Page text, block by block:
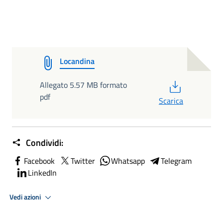
Locandina
Allegato 5.57 MB formato
pdf
Scarica
Condividi:
Facebook Twitter Whatsapp
Telegram
LinkedIn
Vedi azioni